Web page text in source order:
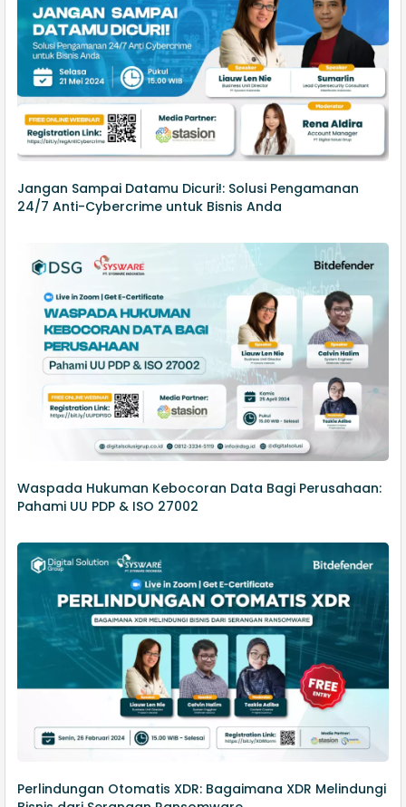
Jangan Sampai Datamu Dicuri!: Solusi Pengamanan
24/7 Anti-Cybercrime untuk Bisnis Anda
Waspada Hukuman Kebocoran Data Bagi Perusahaan:
Pahami UU PDP & ISO 27002
Perlindungan Otomatis XDR: Bagaimana XDR Melindungi